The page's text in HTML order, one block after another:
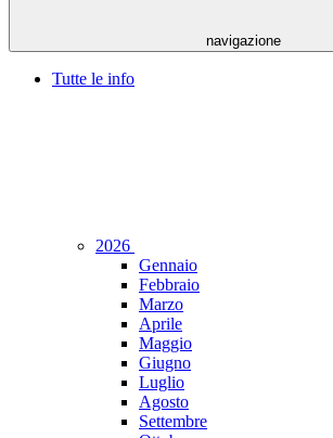
navigazione
Tutte le info
2026
Gennaio
Febbraio
Marzo
Aprile
Maggio
Giugno
Luglio
Agosto
Settembre